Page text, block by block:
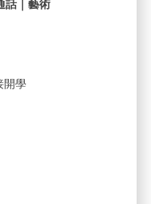
School 及ABC
。
得形式發放，額滿即止。
金額必須滿港幣 $4,000
以上亦符合資格，方可
話｜藝術
開學